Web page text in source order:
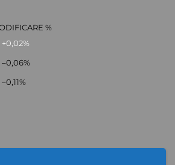
%
+0,02%
–0,06%
–0,11%